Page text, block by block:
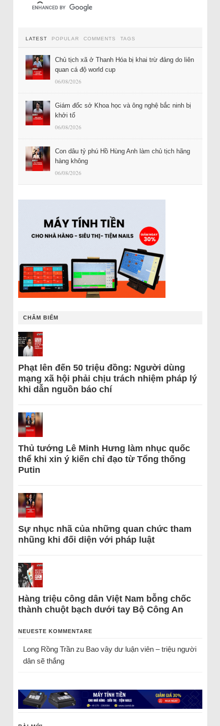
LATEST POPULAR COMMENTS TAGS
Chủ tịch xã ở Thanh Hóa bị khai trừ đảng do liên
quan cá độ world cup
06/08/2026
Giám đốc sở Khoa học và ông nghệ bắc ninh bị
khởi tố
06/08/2026
Con dâu tỷ phú Hồ Hùng Anh làm chủ tịch hãng
hàng không
06/08/2026
CHÂM BIẾM
Phạt lên đến 50 triệu đồng: Người dùng
mạng xã hội phải chịu trách nhiệm pháp lý
khi dẫn nguồn báo chí
Thủ tướng Lê Minh Hưng làm nhục quốc
thể khi xin ý kiến chỉ đạo từ Tổng thống
Putin
Sự nhục nhã của những quan chức tham
nhũng khi đối diện với pháp luật
Hàng triệu công dân Việt Nam bỗng chốc
thành chuột bạch dưới tay Bộ Công An
NEUESTE KOMMENTARE
Long Rồng Trầnzu Bao vây dư luận viên – triệu người
dân sẽ thắng